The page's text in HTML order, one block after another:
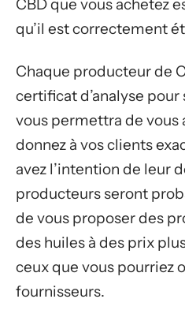
CBD que vous achetez
qu’il est correctement
Chaque producteur de
certificat d’analyse
vous permettra de vous
donnez à vos clients
avez l’intention de leur
producteurs seront
de vous proposer des
des huiles à des prix
ceux que vous pourriez
fournisseurs.